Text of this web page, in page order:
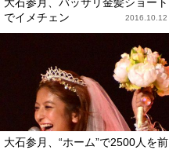
でイメチェン
2016.10.12
大石参月、“ホーム”で2500人を前